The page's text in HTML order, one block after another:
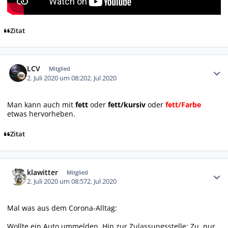
Zitat
LCV Mitglied
2. Juli 2020 um 08:202. Jul 2020
Man kann auch mit fett oder fett/kursiv oder fett/Farbe
etwas hervorheben.
Zitat
klawitter Mitglied
2. Juli 2020 um 08:572. Jul 2020
Mal was aus dem Corona-Alltag: